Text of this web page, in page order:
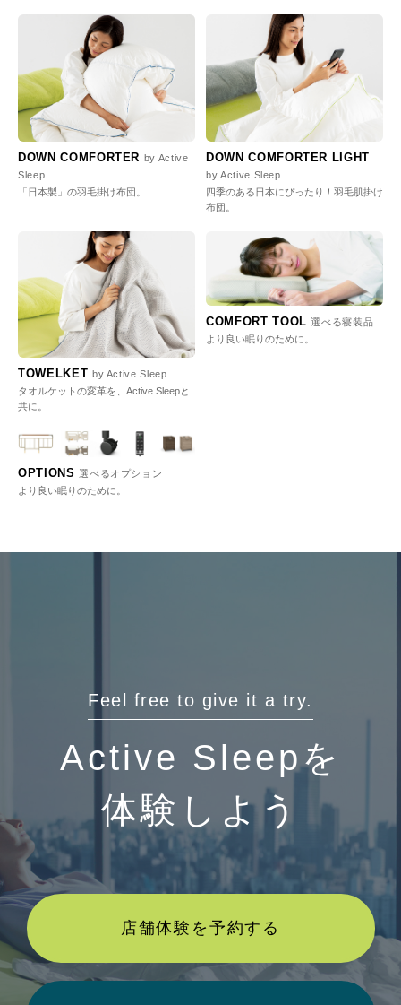
DOWN COMFORTER by Active
Sleep
「日本製」の羽毛掛け布団。
DOWN COMFORTER LIGHT
by Active Sleep
四季のある日本にぴったり！羽毛肌掛け
布団。
TOWELKET by Active Sleep
タオルケットの変革を、Active Sleepと
共に。
COMFORT TOOL選べる寝装品
より良い眠りのために。
OPTIONS選べるオプション
より良い眠りのために。
Feel free to give it a try.
Active Sleepを
体験しよう
店舗体験を予約する